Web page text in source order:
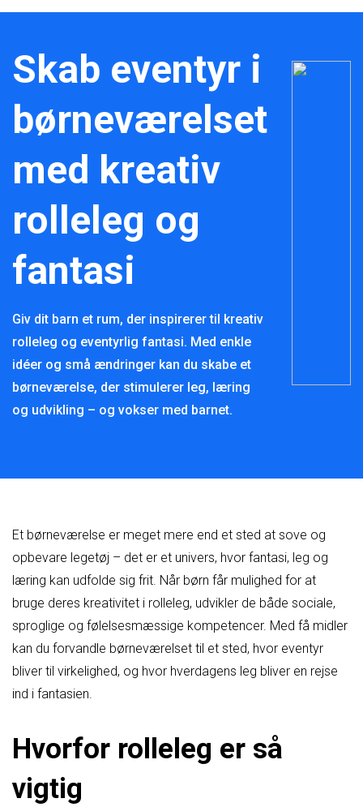
Skab eventyr i
børneværelset
med kreativ
rolleleg og
fantasi
Giv dit barn et rum, der inspirerer til kreativ
rolleleg og eventyrlig fantasi. Med enkle
idéer og små ændringer kan du skabe et
børneværelse, der stimulerer leg, læring
og udvikling – og vokser med barnet.
Et børneværelse er meget mere end et sted at sove og
opbevare legetøj – det er et univers, hvor fantasi, leg og
læring kan udfolde sig frit. Når børn får mulighed for at
bruge deres kreativitet i rolleleg, udvikler de både sociale,
sproglige og følelsesmæssige kompetencer. Med få midler
kan du forvandle børneværelset til et sted, hvor eventyr
bliver til virkelighed, og hvor hverdagens leg bliver en rejse
ind i fantasien.
Hvorfor rolleleg er så
vigtig